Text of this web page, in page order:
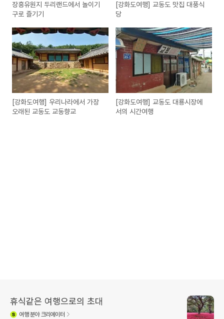
장흥유원지 두리랜드에서 놀이기
구로 즐기기
[강화도여행] 교동도 맛집 대풍식
당
[강화도여행] 우리나라에서 가장
오래된 교동도 교동향교
[강화도여행] 교동도 대룡시장에
서의 시간여행
휴식같은 여행으로의 초대
여행분야 크리에이터